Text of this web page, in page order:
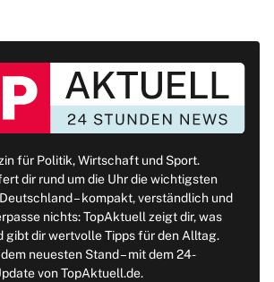
für Politik, Wirtschaft und Sport.
dir rund um die Uhr die wichtigsten
– kompakt, verständlich und
nichts: TopAktuell zeigt dir, was
gibt dir wertvolle Tipps für den Alltag.
neuesten Stand – mit dem 24-
von TopAktuell.de.